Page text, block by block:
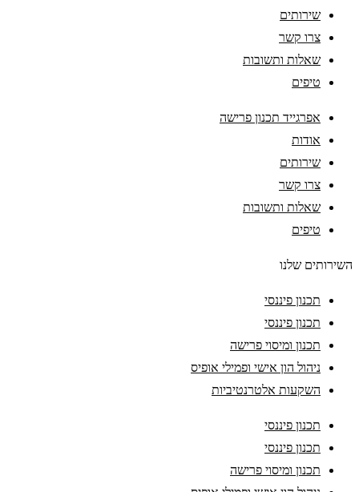
שירותים
צרו קשר
שאלות ותשובות
טיפים
אפרגייד תכנון פרישה
אודות
שירותים
צרו קשר
שאלות ותשובות
טיפים
השירותים שלנו
תכנון פיננסי
תכנון פיננסי
תכנון ומיסוי פרישה
ניהול הון אישי ופמילי אופיס
השקעות אלטרנטיביות
תכנון פיננסי
תכנון פיננסי
תכנון ומיסוי פרישה